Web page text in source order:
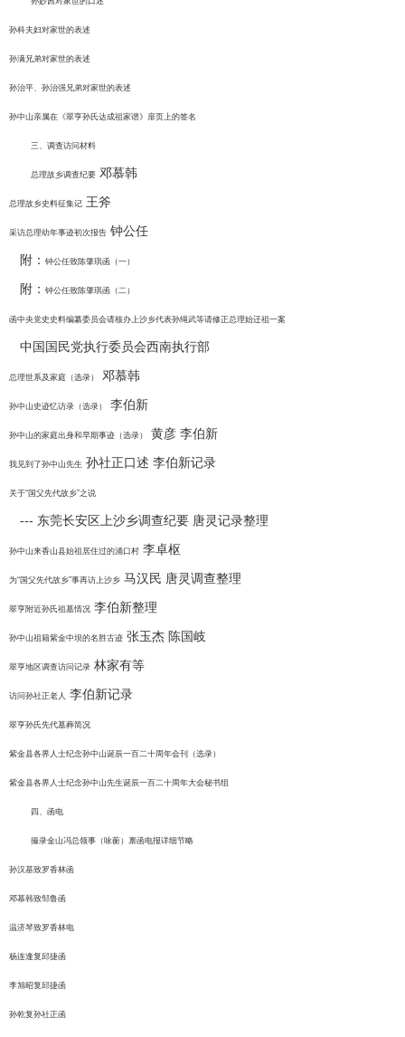
孙科夫妇对家世的表述
孙满兄弟对家世的表述
孙治平、孙治强兄弟对家世的表述
孙中山亲属在《翠亨孙氏达成祖家谱》扉页上的签名
三、调查访问材料
总理故乡调查纪要 邓慕韩
总理故乡史料征集记 王斧
采访总理幼年事迹初次报告 钟公任
附： 钟公任致陈肇琪函（一）
附： 钟公任致陈肇琪函（二）
函中央党史史料编纂委员会请核办上沙乡代表孙绳武等请修正总理始迁祖一案
中国国民党执行委员会西南执行部
总理世系及家庭（选录） 邓慕韩
孙中山史迹忆访录（选录） 李伯新
孙中山的家庭出身和早期事迹（选录） 黄彦 李伯新
我见到了孙中山先生 孙社正口述 李伯新记录
关于“国父先代故乡”之说
--- 东莞长安区上沙乡调查纪要 唐灵记录整理
孙中山来香山县始祖居住过的涌口村 李卓枢
为“国父先代故乡”事再访上沙乡 马汉民 唐灵调查整理
翠亨附近孙氏祖墓情况 李伯新整理
孙中山祖籍紫金中坝的名胜古迹 张玉杰 陈国岐
翠亨地区调查访问记录 林家有等
访问孙社正老人 李伯新记录
翠亨孙氏先代墓葬简况
紫金县各界人士纪念孙中山诞辰一百二十周年会刊（选录）
紫金县各界人士纪念孙中山先生诞辰一百二十周年大会秘书组
四、函电
撮录金山冯总领事（咏蘅）禀函电报详细节略
孙汉基致罗香林函
邓慕韩致邹鲁函
温济琴致罗香林电
杨连逢复邱捷函
李旭昭复邱捷函
孙乾复孙社正函